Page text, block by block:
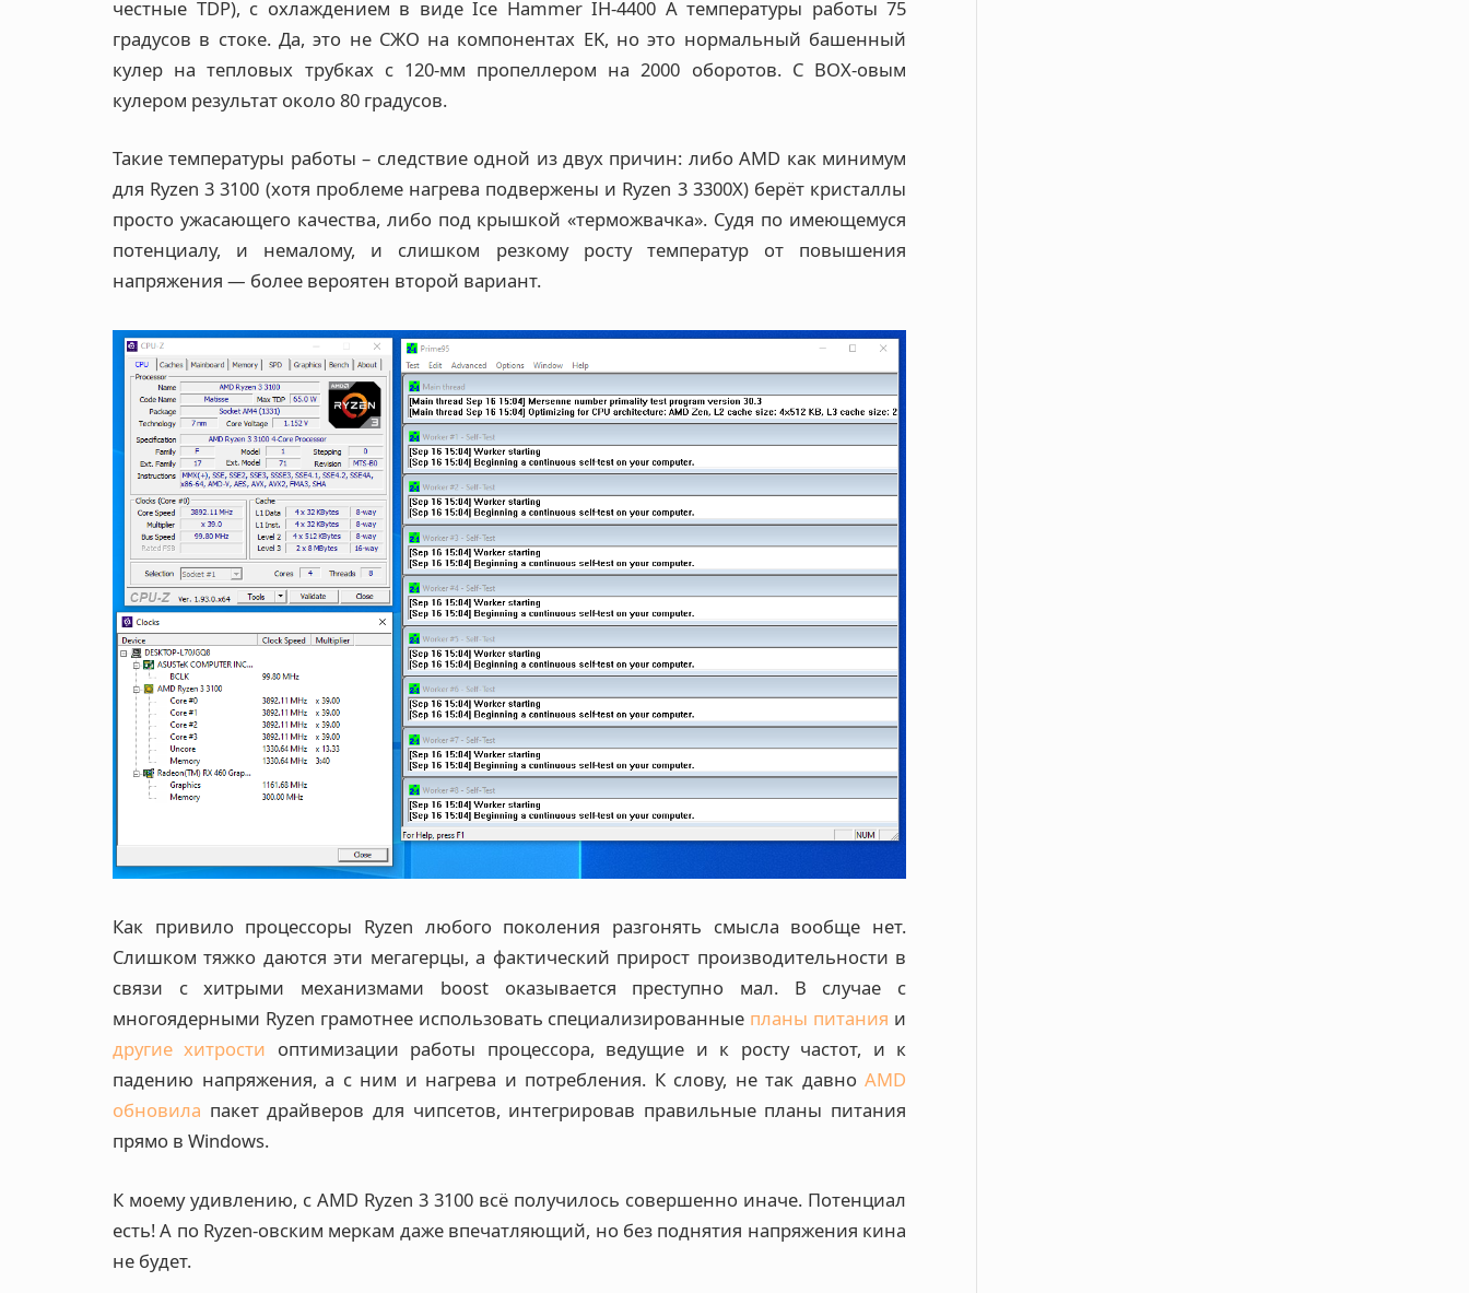
честные TDP), с охлаждением в виде Ice Hammer IH-4400 A температуры работы 75
градусов в стоке. Да, это не СЖО на компонентах EK, но это нормальный башенный
кулер на тепловых трубках с 120-мм пропеллером на 2000 оборотов. С BOX-овым
кулером результат около 80 градусов.
Такие температуры работы – следствие одной из двух причин: либо AMD как минимум
для Ryzen 3 3100 (хотя проблеме нагрева подвержены и Ryzen 3 3300X) берёт кристаллы
просто ужасающего качества, либо под крышкой «терможвачка». Судя по имеющемуся
потенциалу, и немалому, и слишком резкому росту температур от повышения
напряжения — более вероятен второй вариант.
Как привило процессоры Ryzen любого поколения разгонять смысла вообще нет.
Слишком тяжко даются эти мегагерцы, а фактический прирост производительности в
связи с хитрыми механизмами boost оказывается преступно мал. В случае с
многоядерными Ryzen грамотнее использовать специализированные планы питания и
другие хитрости оптимизации работы процессора, ведущие и к росту частот, и к
падению напряжения, а с ним и нагрева и потребления. К слову, не так давно AMD
обновила пакет драйверов для чипсетов, интегрировав правильные планы питания
прямо в Windows.
К моему удивлению, с AMD Ryzen 3 3100 всё получилось совершенно иначе. Потенциал
есть! А по Ryzen-овским меркам даже впечатляющий, но без поднятия напряжения кина
не будет.